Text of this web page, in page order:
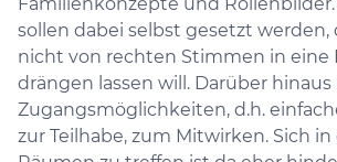
sollen dabei selbst gesetzt werden,
nicht von rechten Stimmen in eine
drängen lassen will. Darüber hinaus
Zugangsmöglichkeiten, d.h.
zur Teilhabe, zum Mitwirken. Sich